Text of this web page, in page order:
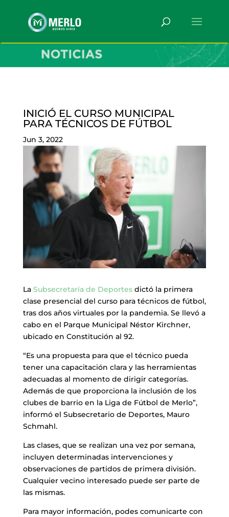
INICIÓ EL CURSO MUNICIPAL
PARA TÉCNICOS DE FÚTBOL
Jun 3, 2022
La Subsecretaría de Deportesdictó la primera
clase presencial del curso para técnicos de fútbol,
tras dos años virtuales por la pandemia. Se llevó a
cabo en el Parque Municipal Néstor Kirchner,
ubicado en Constitución al 92.
“Es una propuesta para que el técnico pueda
tener una capacitación clara y las herramientas
adecuadas al momento de dirigir categorías.
Además de que proporciona la inclusión de los
clubes de barrio en la Liga de Fútbol de Merlo”,
informó el Subsecretario de Deportes, Mauro
Schmahl.
Las clases, que se realizan una vez por semana,
incluyen determinadas intervenciones y
observaciones de partidos de primera división.
Cualquier vecino interesado puede ser parte de
las mismas.
Para mayor información, podes comunicarte con